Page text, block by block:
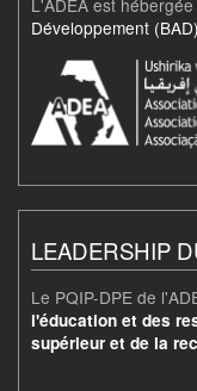
Développement (BAD)
LEADERSHIP
Le PQIP-DPE de
l'éducation et des
supérieur et de la